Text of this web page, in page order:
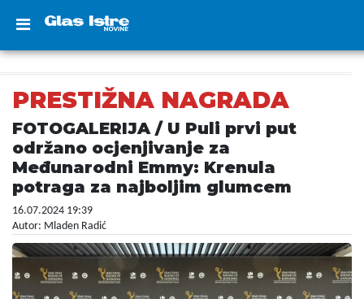
PRESTIŽNA NAGRADA
FOTOGALERIJA / U Puli prvi put
održano ocjenjivanje za
Međunarodni Emmy: Krenula
potraga za najboljim glumcem
16.07.2024 19:39
Autor: Mladen Radić